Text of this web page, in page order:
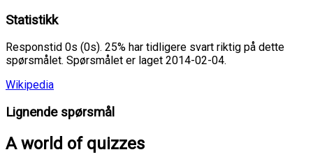
Statistikk
Responstid 0s (0s). 25% har tidligere svart riktig på dette
spørsmålet. Spørsmålet er laget 2014-02-04.
Wikipedia
Lignende spørsmål
A world of quizzes